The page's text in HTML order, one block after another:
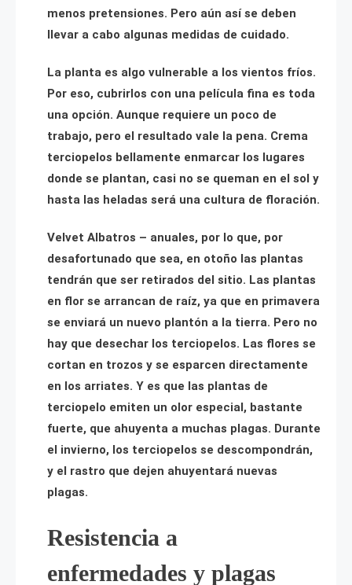
menos pretensiones. Pero aún así se deben
llevar a cabo algunas medidas de cuidado.
La planta es algo vulnerable a los vientos fríos.
Por eso, cubrirlos con una película fina es toda
una opción. Aunque requiere un poco de
trabajo, pero el resultado vale la pena. Crema
terciopelos bellamente enmarcar los lugares
donde se plantan, casi no se queman en el sol y
hasta las heladas será una cultura de floración.
Velvet Albatros – anuales, por lo que, por
desafortunado que sea, en otoño las plantas
tendrán que ser retirados del sitio. Las plantas
en flor se arrancan de raíz, ya que en primavera
se enviará un nuevo plantón a la tierra. Pero no
hay que desechar los terciopelos. Las flores se
cortan en trozos y se esparcen directamente
en los arriates. Y es que las plantas de
terciopelo emiten un olor especial, bastante
fuerte, que ahuyenta a muchas plagas. Durante
el invierno, los terciopelos se descompondrán,
y el rastro que dejen ahuyentará nuevas
plagas.
Resistencia a
enfermedades y plagas